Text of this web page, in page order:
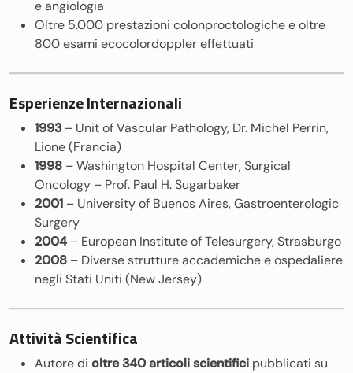
e angiologia
Oltre 5.000 prestazioni colonproctologiche e oltre
800 esami ecocolordoppler effettuati
Esperienze Internazionali
1993– Unit of Vascular Pathology, Dr. Michel Perrin,
Lione (Francia)
1998 – Washington Hospital Center, Surgical
Oncology – Prof. Paul H. Sugarbaker
2001 – University of Buenos Aires, Gastroenterologic
Surgery
2004– European Institute of Telesurgery, Strasburgo
2008 – Diverse strutture accademiche e ospedaliere
negli Stati Uniti (New Jersey)
Attività Scientifica
Autore di oltre 340 articoli scientifici pubblicati su